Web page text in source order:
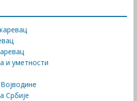
и уметности
Србије